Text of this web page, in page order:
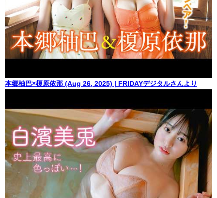
本郷柚巴×榎原依那 (Aug 26, 2025) | FRIDAYデジタルさんより